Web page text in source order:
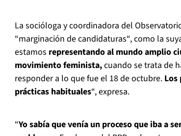
La socióloga y coordinadora del
“marginación de candidaturas“, como la
estamos representando al mundo amplio
movimiento feminista,cuando se trata de
responder a lo que fue el 18 de octubre. Los
prácticas habituales“, expresa.
“Yo sabía que venía un proceso que iba a